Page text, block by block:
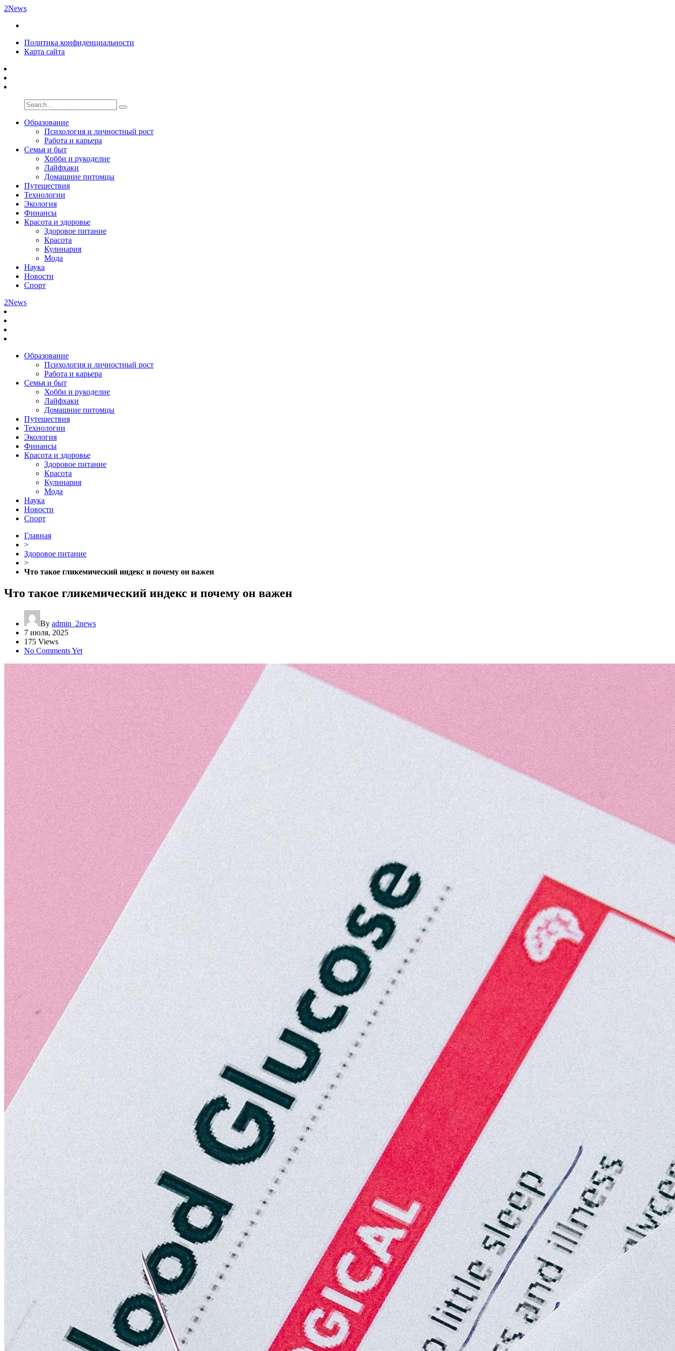
2News
Политика конфиденциальности
Карта сайта
Образование
Психология и личностный рост
Работа и карьера
Семья и быт
Хобби и рукоделие
Лайфхаки
Домашние питомцы
Путешествия
Технологии
Экология
Финансы
Красота и здоровье
Здоровое питание
Красота
Кулинария
Мода
Наука
Новости
Спорт
2News
Образование
Психология и личностный рост
Работа и карьера
Семья и быт
Хобби и рукоделие
Лайфхаки
Домашние питомцы
Путешествия
Технологии
Экология
Финансы
Красота и здоровье
Здоровое питание
Красота
Кулинария
Мода
Наука
Новости
Спорт
Главная
>
Здоровое питание
>
Что такое гликемический индекс и почему он важен
Что такое гликемический индекс и почему он важен
By admin_2news
7 июля, 2025
175 Views
No Comments Yet